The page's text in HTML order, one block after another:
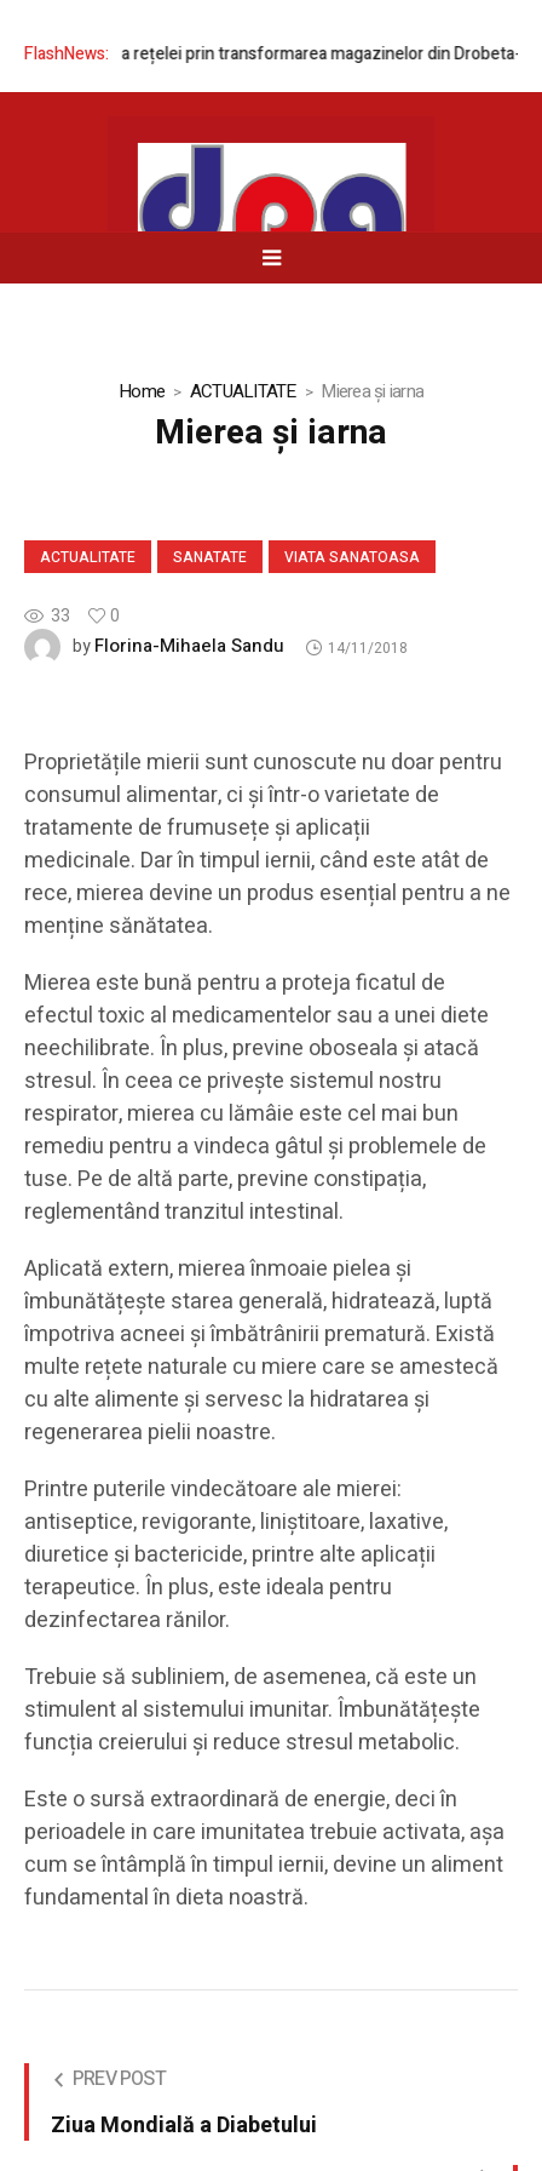
FlashNews: rețelei prin transformarea magazinelor din Drobeta-
Home ACTUALITATE Mierea și iarna
Mierea și iarna
ACTUALITATE SANATATE VIATA SANATOASA
33
0
byFlorina-Mihaela Sandu 14/11/2018
Proprietățile mierii sunt cunoscute nu doar pentru
consumul alimentar, ci și într-o varietate de
tratamente de frumusețe și aplicații
medicinale. Dar în timpul iernii, când este atât de
rece, mierea devine un produs esențial pentru a ne
menține sănătatea.
Mierea este bună pentru a proteja ficatul de
efectul toxic al medicamentelor sau a unei diete
neechilibrate. În plus, previne oboseala și atacă
stresul. În ceea ce privește sistemul nostru
respirator, mierea cu lămâie este cel mai bun
remediu pentru a vindeca gâtul și problemele de
tuse. Pe de altă parte, previne constipația,
reglementând tranzitul intestinal.
Aplicată extern, mierea înmoaie pielea și
îmbunătățește starea generală, hidratează, luptă
împotriva acneei și îmbătrânirii prematură. Există
multe rețete naturale cu miere care se amestecă
cu alte alimente și servesc la hidratarea și
regenerarea pielii noastre.
Printre puterile vindecătoare ale mierei:
antiseptice, revigorante, liniștitoare, laxative,
diuretice și bactericide, printre alte aplicații
terapeutice. În plus, este ideala pentru
dezinfectarea rănilor.
Trebuie să subliniem, de asemenea, că este un
stimulent al sistemului imunitar. Îmbunătățește
funcția creierului și reduce stresul metabolic.
Este o sursă extraordinară de energie, deci în
perioadele in care imunitatea trebuie activata, așa
cum se întâmplă în timpul iernii, devine un aliment
fundamental în dieta noastră.
PREV POST
Ziua Mondială a Diabetului